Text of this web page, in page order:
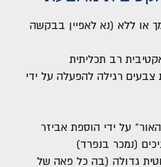
או ללא (נא לאפיין בבקשה
רב תכליתית
רגילה להפעלה על ידי
על ידי הוספת אביזר
(נמכר בנפרד)
גדולה (בה כל פאה של